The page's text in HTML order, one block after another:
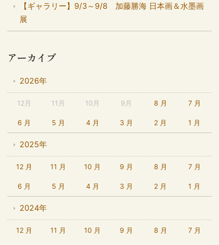
【ギャラリー】9/3～9/8 加藤勝海 日本画＆水墨画
展
アーカイブ
2026年
12月 11月 10月 9月 8 月 7 月
6 月 5 月 4 月 3 月 2 月 1 月
2025年
12 月 11 月 10 月 9 月 8 月 7 月
6 月 5 月 4 月 3 月 2 月 1 月
2024年
12 月 11 月 10 月 9 月 8 月 7 月